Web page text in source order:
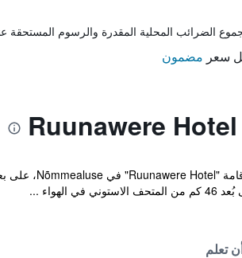
الضرائب المحلية المقدرة والرسوم المستحقة
سعر مضمون
في الهواء ...
تعلم